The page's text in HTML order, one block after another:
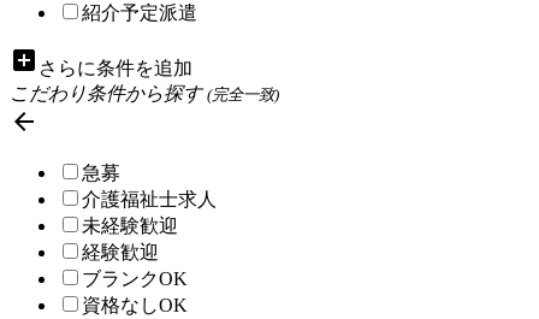
紹介予定派遣
add_box さらに条件を追加
こだわり条件から探す(完全一致)

急募
介護福祉士求人
未経験歓迎
経験歓迎
ブランクOK
資格なしOK